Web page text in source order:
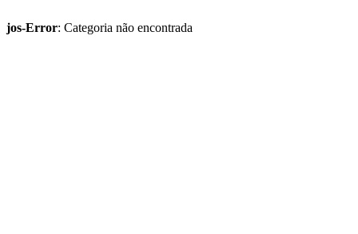
jos-Error: Categoria não encontrada